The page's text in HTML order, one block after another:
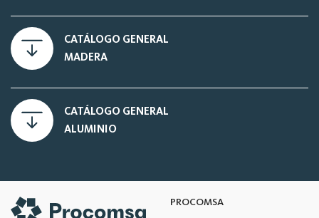
CATÁLOGO GENERAL
MADERA
CATÁLOGO GENERAL
ALUMINIO
PROCOMSA